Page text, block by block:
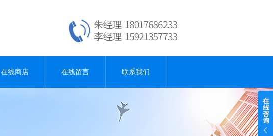
在线商店 在线留言 联系我们